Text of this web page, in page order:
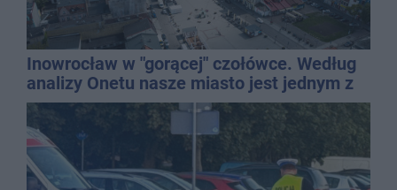
Inowrocław w "gorącej" czołówce. Według
analizy Onetu nasze miasto jest jednym z
najbardziej narażonych na upały